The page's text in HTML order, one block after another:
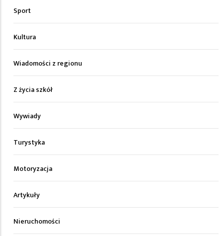
Sport
Kultura
Wiadomości z regionu
Z życia szkół
Wywiady
Turystyka
Motoryzacja
Artykuły
Nieruchomości